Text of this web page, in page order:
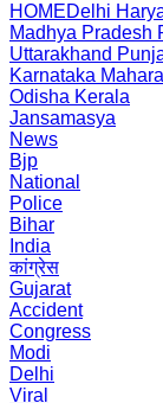
HOMEDelhi
Madhya Pradesh
Uttarakhand
Karnataka
Odisha Kerala
Jansamasya
News
Bjp
National
Police
Bihar
India
कांग्रेस
Gujarat
Accident
Congress
Modi
Delhi
Viral